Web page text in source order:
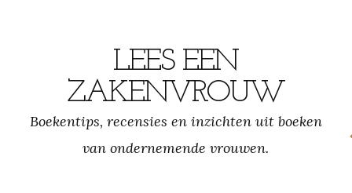
LEES EEN
ZAKENVROUW
Boekentips, recensies en inzichten uit boeken
van ondernemende vrouwen.